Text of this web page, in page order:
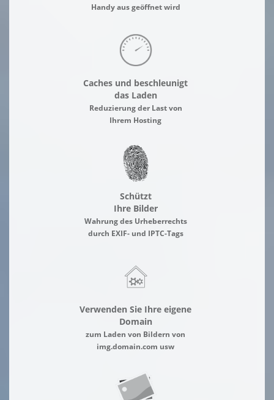
Handy aus geöffnet wird
Caches und beschleunigt
das Laden
Reduzierung der Last von
Ihrem Hosting
Schützt
Ihre Bilder
Wahrung des Urheberrechts
durch EXIF- und IPTC-Tags
Verwenden Sie Ihre eigene
Domain
zum Laden von Bildern von
img.domain.com usw